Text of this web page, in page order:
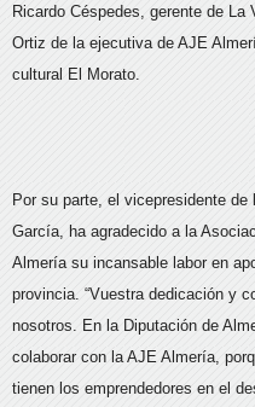
Ricardo Céspedes, gerente de
Ortiz de la ejecutiva de AJE
cultural El Morato.
Por su parte, el vicepresidente
García, ha agradecido a la
Almería su incansable labor en
provincia. “Vuestra dedicación y
nosotros. En la Diputación de
colaborar con la AJE Almería,
tienen los emprendedores en el